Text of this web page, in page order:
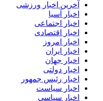
آخرین اخبار ورزشی
اخبار آسیا
اخبار اجتماعی
اخبار اقتصادی
اخبار امروز
اخبار ایران
اخبار جهان
اخبار دولتی
اخبار رئیس جمهور
اخبار سیاست
اخبار سیاسی